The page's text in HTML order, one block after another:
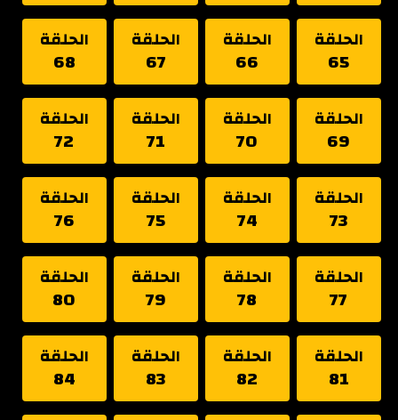
الحلقة
65
الحلقة
66
الحلقة
67
الحلقة
68
الحلقة
69
الحلقة
70
الحلقة
71
الحلقة
72
الحلقة
73
الحلقة
74
الحلقة
75
الحلقة
76
الحلقة
77
الحلقة
78
الحلقة
79
الحلقة
80
الحلقة
81
الحلقة
82
الحلقة
83
الحلقة
84